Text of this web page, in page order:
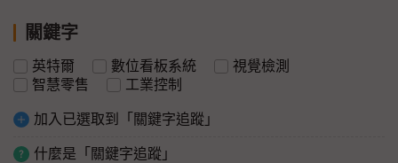
關鍵字
英特爾 數位看板系統
視覺檢測
智慧零售
工業控制
加入已選取到「關鍵字追蹤」
什麼是「關鍵字追蹤」